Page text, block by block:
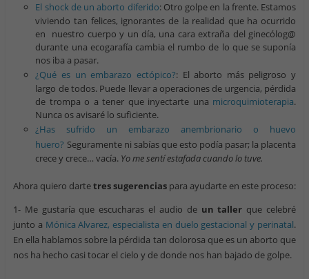
El shock de un aborto diferido: Otro golpe en la frente. Estamos
viviendo tan felices, ignorantes de la realidad que ha ocurrido
en nuestro cuerpo y un día, una cara extraña del ginecólog@
durante una ecogarafía cambia el rumbo de lo que se suponía
nos iba a pasar.
¿Qué es un embarazo ectópico?: El aborto más peligroso y
largo de todos. Puede llevar a operaciones de urgencia, pérdida
de trompa o a tener que inyectarte una microquimioterapia.
Nunca os avisaré lo suficiente.
¿Has sufrido un embarazo anembrionario o huevo
huero? Seguramente ni sabías que esto podía pasar; la placenta
crece y crece… vacía. Yo me sentí estafada cuando lo tuve.
Ahora quiero dartetres sugerenciaspara ayudarte en este proceso:
1- Me gustaría que escucharas el audio de un taller que celebré
junto a Mónica Alvarez, especialista en duelo gestacional y perinatal.
En ella hablamos sobre la pérdida tan dolorosa que es un aborto que
nos ha hecho casi tocar el cielo y de donde nos han bajado de golpe.